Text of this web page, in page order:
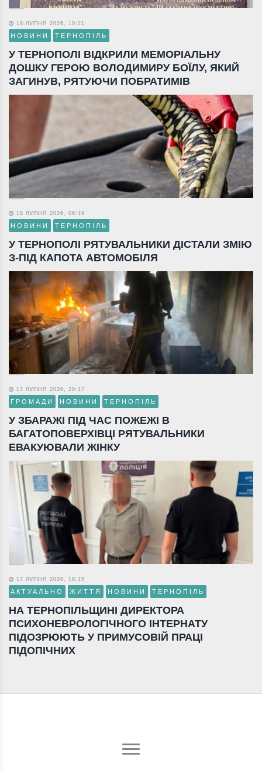
18 ЛИПНЯ 2026, 10:21
НОВИНИ ТЕРНОПІЛЬ
У ТЕРНОПОЛІ ВІДКРИЛИ МЕМОРІАЛЬНУ
ДОШКУ ГЕРОЮ ВОЛОДИМИРУ БОЇЛУ, ЯКИЙ
ЗАГИНУВ, РЯТУЮЧИ ПОБРАТИМІВ
18 ЛИПНЯ 2026, 06:19
НОВИНИ ТЕРНОПІЛЬ
У ТЕРНОПОЛІ РЯТУВАЛЬНИКИ ДІСТАЛИ ЗМІЮ
З-ПІД КАПОТА АВТОМОБІЛЯ
17 ЛИПНЯ 2026, 20:17
ГРОМАДИ НОВИНИ ТЕРНОПІЛЬ
У ЗБАРАЖІ ПІД ЧАС ПОЖЕЖІ В
БАГАТОПОВЕРХІВЦІ РЯТУВАЛЬНИКИ
ЕВАКУЮВАЛИ ЖІНКУ
17 ЛИПНЯ 2026, 18:15
АКТУАЛЬНО ЖИТТЯ НОВИНИ ТЕРНОПІЛЬ
НА ТЕРНОПІЛЬЩИНІ ДИРЕКТОРА
ПСИХОНЕВРОЛОГІЧНОГО ІНТЕРНАТУ
ПІДОЗРЮЮТЬ У ПРИМУСОВІЙ ПРАЦІ
ПІДОПІЧНИХ